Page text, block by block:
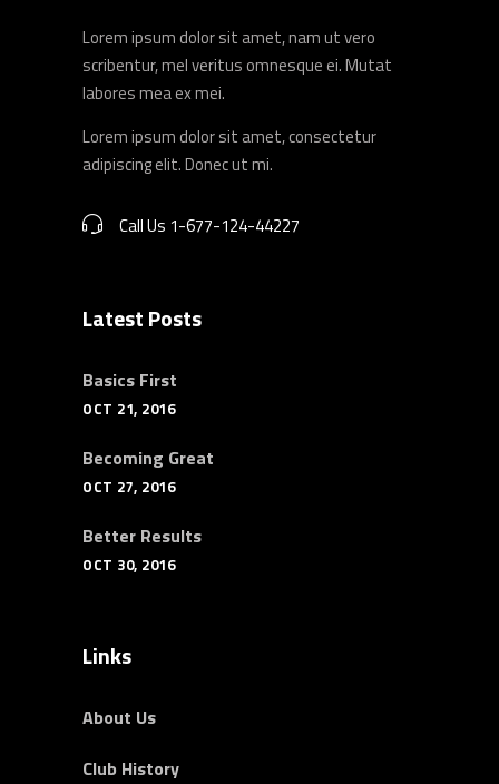
Lorem ipsum dolor sit amet, nam ut vero
scribentur, mel veritus omnesque ei. Mutat
labores mea ex mei.
Lorem ipsum dolor sit amet, consectetur
adipiscing elit. Donec ut mi.
Call Us 1-677-124-44227
Latest Posts
Basics First
OCT 21, 2016
Becoming Great
OCT 27, 2016
Better Results
OCT 30, 2016
Links
About Us
Club History